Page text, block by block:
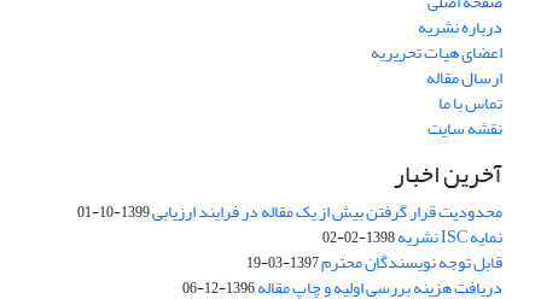
درباره نشریه
اعضای هیات تحریریه
ارسال مقاله
تماس با ما
نقشه سایت
آخرین اخبار
محدودیت قرار گرفتن بیش از یک مقاله در فرایند ارزیابی1399-10-01
نمایه ISC نشریه 1398-02-02
قابل توجه نویسندگان محترم1397-03-19
دریافت هزینه بررسی اولیه و چاپ مقاله1396-12-06